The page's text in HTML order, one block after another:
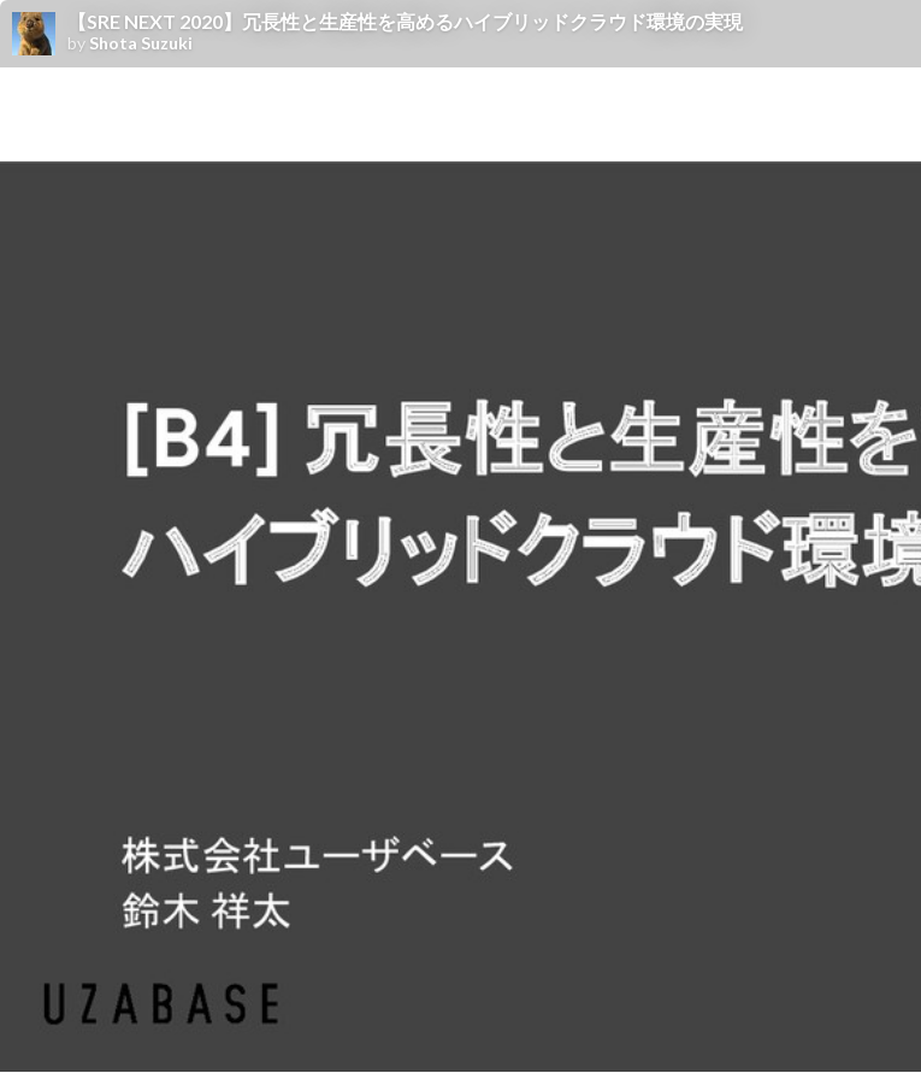
【SRE NEXT 2020】冗長性と生産性を高めるハイブリッドクラウド環境の実現
by Shota Suzuki